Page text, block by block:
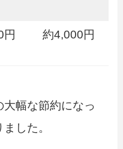
円 約4,000円
大幅な節約になっ
した。